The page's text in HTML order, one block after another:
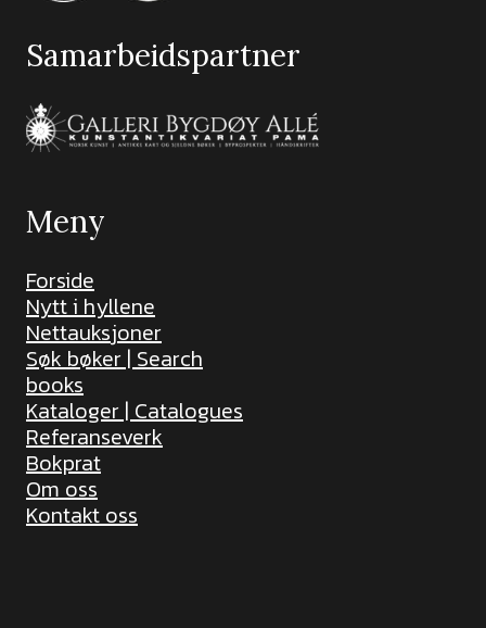
Samarbeidspartner
Meny
Forside
Nytt i hyllene
Nettauksjoner
Søk bøker | Search
books
Kataloger | Catalogues
Referanseverk
Bokprat
Om oss
Kontakt oss